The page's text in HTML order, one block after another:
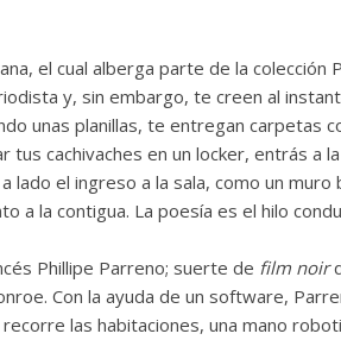
el cual alberga parte de la
y, sin embargo, te creen al
unas planillas, te entregan carpetas
tus cachivaches en un locker, entrás
el ingreso a la sala, como un
a la contigua. La poesía es el hilo
Phillipe Parreno; suerte de film noir
Con la ayuda de un software,
las habitaciones, una mano